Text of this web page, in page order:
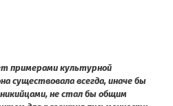
примерами культурной
существовала всегда, иначе бы
не стал бы общим